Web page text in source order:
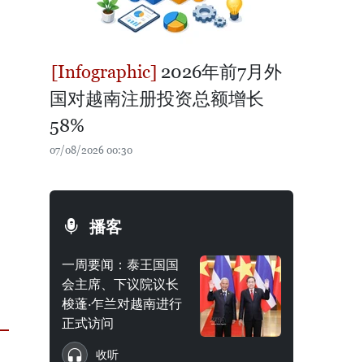
2026年前7月外
国对越南注册投资总额增长
58%
07/08/2026 00:30
播客
一周要闻：泰王国国
会主席、下议院议长
梭蓬·乍兰对越南进行
正式访问
收听